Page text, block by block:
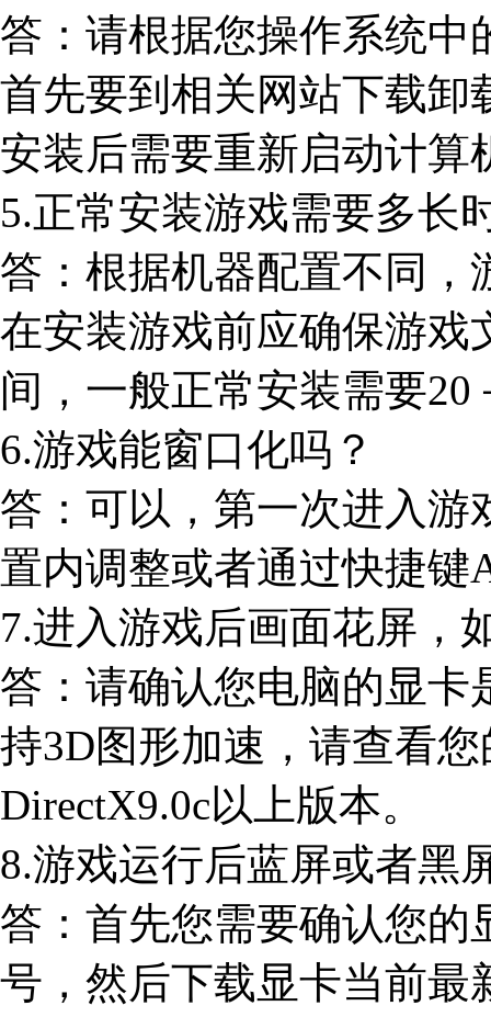
答：请根据您操作系统
首先要到相关网站下载卸
安装后需要重新启动计算
5.正常安装游戏需要多长
答：根据机器配置不同，
在安装游戏前应确保游戏
间，一般正常安装需要20
6.游戏能窗口化吗？
答：可以，第一次进入游
置内调整或者通过快捷键
7.进入游戏后画面花屏，
答：请确认您电脑的显卡
持3D图形加速，请查看
DirectX9.0c以上版本。
8.游戏运行后蓝屏或者黑
答：首先您需要确认您的
号，然后下载显卡当前最